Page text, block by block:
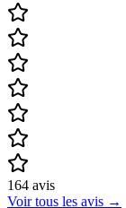
164 avis
Voir tous les avis →